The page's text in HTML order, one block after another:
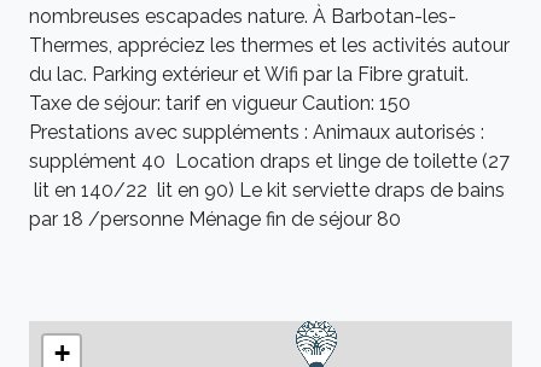
nombreuses escapades nature. À Barbotan-les-
Thermes, appréciez les thermes et les activités autour
du lac. Parking extérieur et Wifi par la Fibre gratuit.
Taxe de séjour: tarif en vigueur Caution: 150
Prestations avec suppléments : Animaux autorisés :
supplément 40  Location draps et linge de toilette (27
 lit en 140/22  lit en 90) Le kit serviette draps de bains
par 18 /personne Ménage fin de séjour 80 
+